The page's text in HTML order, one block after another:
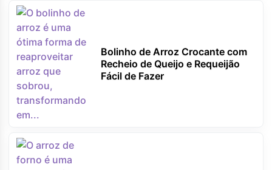
Bolinho de Arroz Crocante com
Recheio de Queijo e Requeijão
Fácil de Fazer